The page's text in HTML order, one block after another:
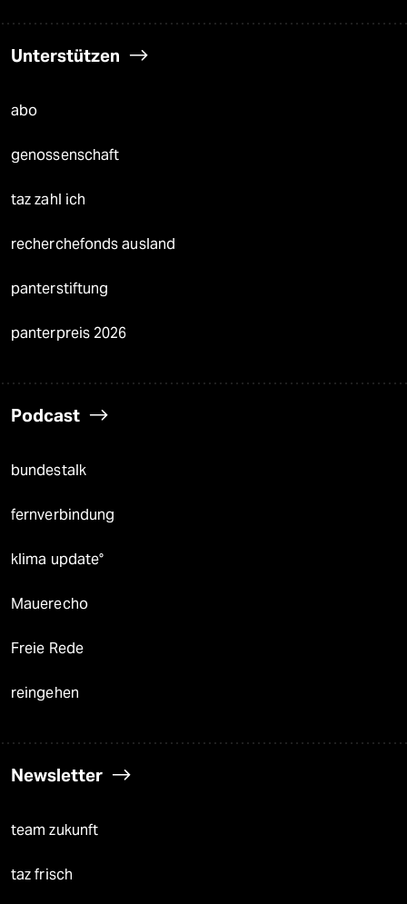
Unterstützen
abo
genossenschaft
taz zahl ich
recherchefonds ausland
panterstiftung
panterpreis 2026
Podcast
bundestalk
fernverbindung
klima update°
Mauerecho
Freie Rede
reingehen
Newsletter
team zukunft
taz frisch